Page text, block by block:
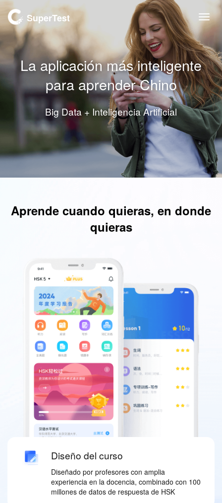
SuperTest
La aplicación más inteligente
para aprender Chino
Big Data + Inteligencia Artificial
Aprende cuando quieras, en donde
quieras
Diseño del curso
Diseñado por profesores con amplia
experiencia en la docencia, combinado con 100
millones de datos de respuesta de HSK